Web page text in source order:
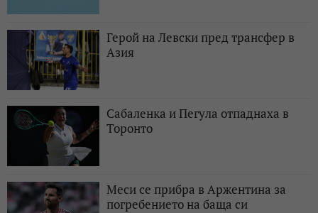
Герой на Левски пред трансфер в
Азия
Сабаленка и Пегула отпаднаха в
Торонто
Меси се прибра в Аржентина за
погребението на баща си